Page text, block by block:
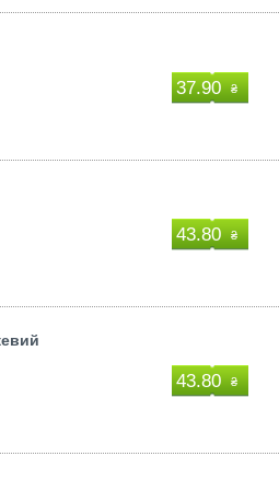
37.90 ₴
43.80 ₴
43.80 ₴